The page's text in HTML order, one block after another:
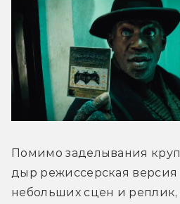
Помимо заделывания
дыр режиссерская
небольших сцен и